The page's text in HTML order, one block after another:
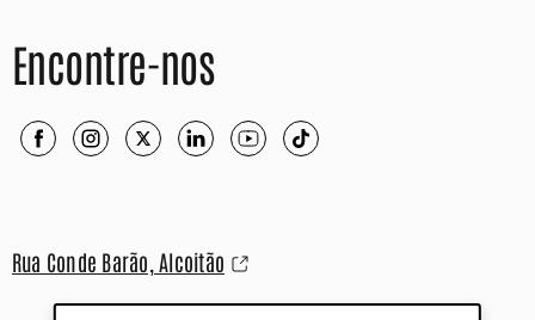
Encontre-nos
Rua Conde Barão, Alcoitão